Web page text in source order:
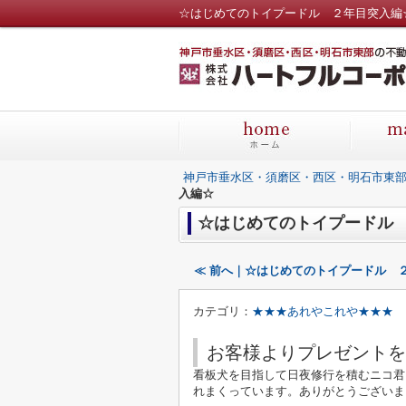
☆はじめてのトイプードル ２年目突入編
神戸市垂水区・須磨区・西区・明石市東
入編☆
☆はじめてのトイプード
≪ 前へ｜☆はじめてのトイプードル
カテゴリ： ★★★あれやこれや★★★
お客様よりプレゼント
看板犬を目指して日夜修行を積むニコ
れまくっています。ありがとうござい